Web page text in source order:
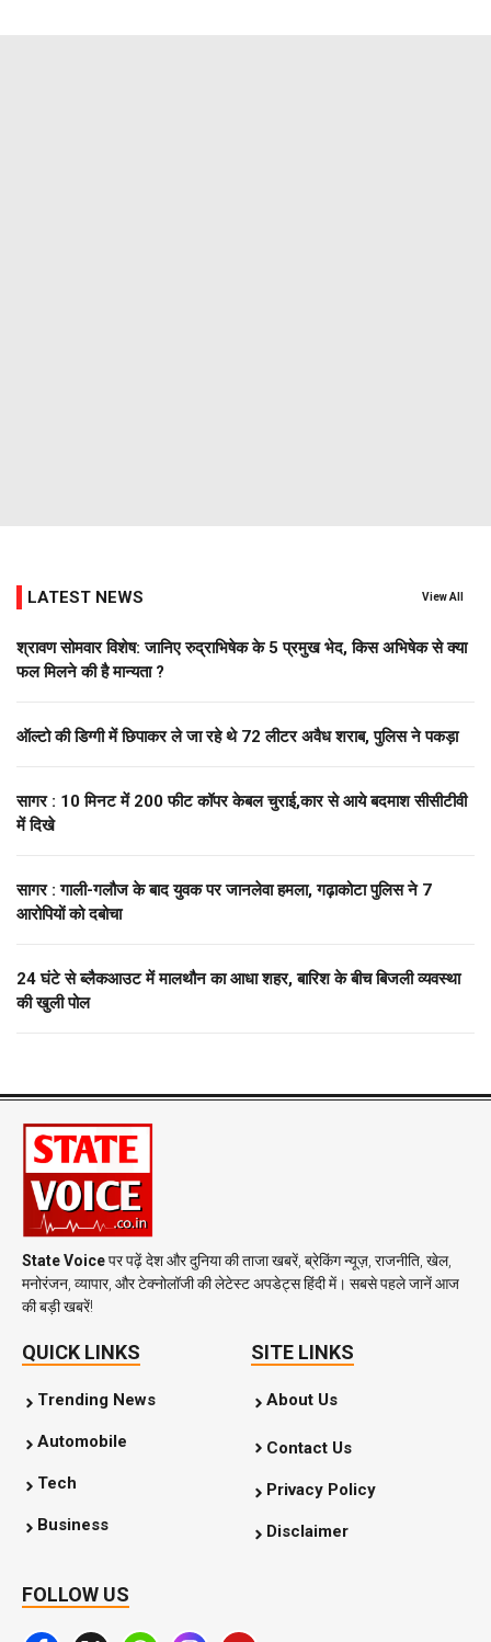
LATEST NEWS View All
श्रावण सोमवार विशेष: जानिए रुद्राभिषेक के 5 प्रमुख भेद, किस अभिषेक से क्या
फल मिलने की है मान्यता ?
ऑल्टो की डिग्गी में छिपाकर ले जा रहे थे 72 लीटर अवैध शराब, पुलिस ने पकड़ा
सागर : 10 मिनट में 200 फीट कॉपर केबल चुराई,कार से आये बदमाश सीसीटीवी
में दिखे
सागर : गाली-गलौज के बाद युवक पर जानलेवा हमला, गढ़ाकोटा पुलिस ने 7
आरोपियों को दबोचा
24 घंटे से ब्लैकआउट में मालथौन का आधा शहर, बारिश के बीच बिजली व्यवस्था
की खुली पोल
State Voiceपर पढ़ें देश और दुनिया की ताजा खबरें, ब्रेकिंग न्यूज़, राजनीति, खेल,
मनोरंजन, व्यापार, और टेक्नोलॉजी की लेटेस्ट अपडेट्स हिंदी में। सबसे पहले जानें आज
की बड़ी खबरें!
QUICK LINKS
Trending News
Automobile
Tech
Business
SITE LINKS
About Us
Contact Us
Privacy Policy
Disclaimer
FOLLOW US